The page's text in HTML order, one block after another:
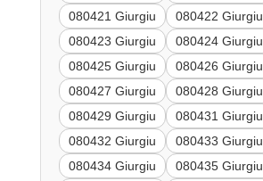
080421 Giurgiu
080422 Giurgiu
080423 Giurgiu
080424 Giurgiu
080425 Giurgiu
080426 Giurgiu
080427 Giurgiu
080428 Giurgiu
080429 Giurgiu
080431 Giurgiu
080432 Giurgiu
080433 Giurgiu
080434 Giurgiu
080435 Giurgiu